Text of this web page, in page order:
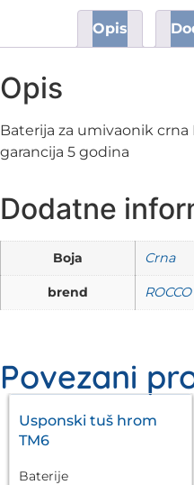
Opis
Opis
Baterija za umivaonik crna
garancija 5 godina
Dodatne
Boja Crna
brend ROCCO
Povezani
Usponski tuš hrom
TM6
Baterije